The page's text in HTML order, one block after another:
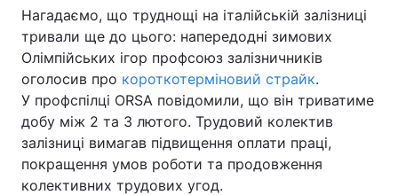
Нагадаємо, що труднощі на італійській залізниці
тривали ще до цього: напередодні зимових
Олімпійських ігор профсоюз залізничників
оголосив про короткотерміновий страйк.
У профспілці ORSA повідомили, що він триватиме
добу між 2 та 3 лютого. Трудовий колектив
залізниці вимагав підвищення оплати праці,
покращення умов роботи та продовження
колективних трудових угод.